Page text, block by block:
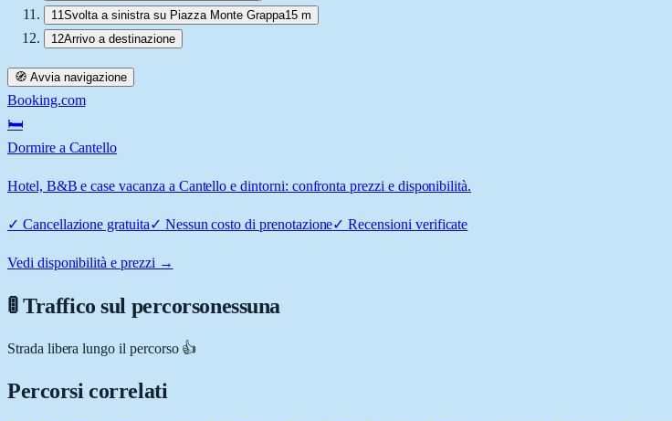
11Svolta a sinistra su Piazza Monte Grappa15 m
12Arrivo a destinazione
🧭 Avvia navigazione
Booking.com
🛏️
Dormire a Cantello
Hotel, B&B e case vacanza a Cantello e dintorni: confronta prezzi e disponibilità.
✓ Cancellazione gratuita✓ Nessun costo di prenotazione✓Recensioni verificate
Vedi disponibilità e prezzi →
🚦 Traffico sul percorsonessuna
Strada libera lungo il percorso 👍
Percorsi correlati